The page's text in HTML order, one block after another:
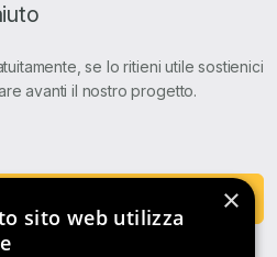
se lo ritieni utile sostienici
avanti il nostro progetto.
×
sito web utilizza